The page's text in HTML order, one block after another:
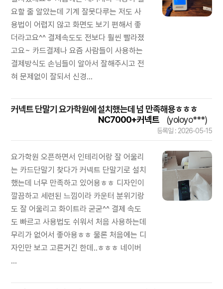
요할 줄 알았는데 기계 잘못다루는 저도 사
용법이 어렵지 않고 화면도 보기 편해서 좋
더라고요^^ 결제속도도 전보다 훨씬 빨라졌
고요~ 카드결제나 요즘 사람들이 사용하는
결제방식도 손님들이 알아서 잘해주시고 전
혀 문제없이 잘되서 신경...
커넥트 단말기 요가학원에 설치했는데 넘 만족해용ㅎㅎㅎ
NC7000+커넥트
(yoloyo***)
등록일 : 2026-05-15
요가학원 오픈하면서 인테리어랑 잘 어울리
는 카드단말기 찾다가 커넥트 단말기로 설치
했는데 너무 만족하고 있어용ㅎㅎ 디자인이
깔끔하고 세련된 느낌이라 카운터 분위기랑
도 잘 어울리고 화이트라 굳굳^^ 결제 속도
도 빠르고 사용법도 쉬워서 처음 사용하는데
무리가 없어서 좋아용ㅎㅎ 물론 처음에는 디
자인만 보고 고른거긴 한데..ㅎㅎㅎ 네이버
...